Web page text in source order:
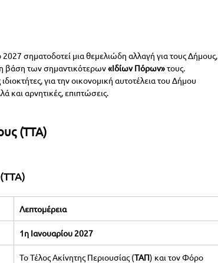
2027 σηματοδοτεί μια θεμελιώδη αλλαγή για τους Δήμους,
βάση των σημαντικότερων «Ιδίων Πόρων» τους.
για την οικονομική αυτοτέλεια του Δήμου
και αρνητικές, επιπτώσεις.
(ΤΤΑ)
Λεπτομέρεια
1η Ιανουαρίου 2027
Το Τέλος Ακίνητης Περιουσίας (ΤΑΠ) και τον Φόρο